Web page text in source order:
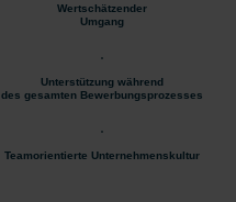
Wertschätzender
Umgang
Unterstützung während
des gesamten Bewerbungsprozesses
Teamorientierte Unternehmenskultur